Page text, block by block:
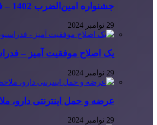
جشنواره امین‌الضرب 1402 – فدراسیون اقتصاد سلامت ایران
29 نوامبر 2024
یک اصلاح موفقیت آمیز –
29 نوامبر 2024
عرضه و حمل اینترنتی دارو،
29 نوامبر 2024